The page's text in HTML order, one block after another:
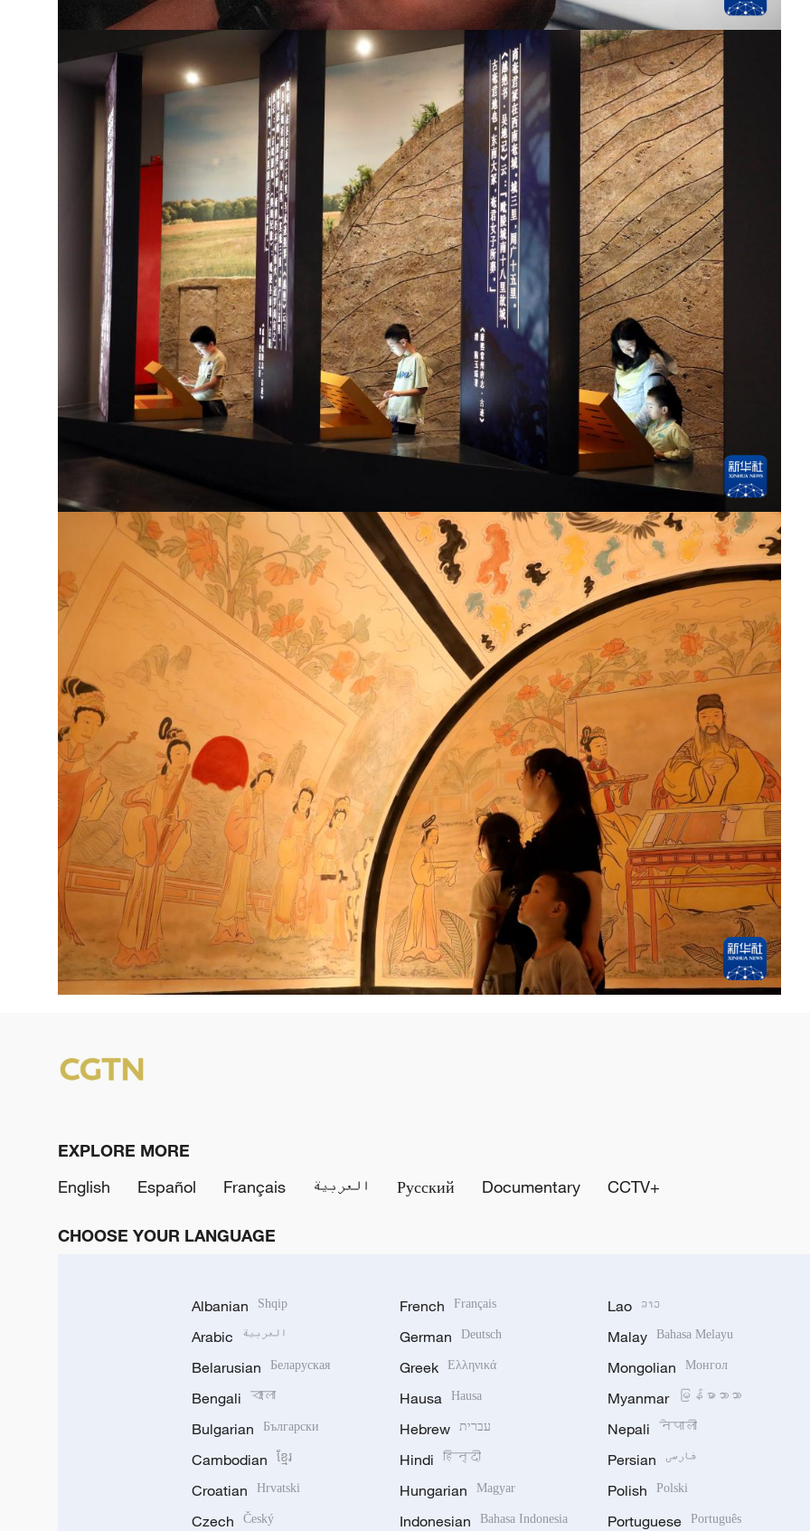
EXPLORE MORE
English
Español Français العربية Русский Documentary CCTV+
CHOOSE YOUR LANGUAGE
Albanian Shqip
Arabic العربية
Belarusian Беларуская
Bengali বাংলা
Bulgarian Български
Cambodian ខ្មែរ
Croatian Hrvatski
Czech Český
French Français
German Deutsch
Greek Ελληνικά
Hausa Hausa
Hebrew עברית
Hindi हिन्दी
Hungarian Magyar
Indonesian Bahasa Indonesia
Lao ລາວ
Malay Bahasa Melayu
Mongolian Монгол
Myanmar မြန်မာဘာသာ
Nepali नेपाली
Persian فارسی
Polish Polski
Portuguese Português